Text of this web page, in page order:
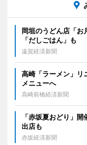
岡垣のうどん店「
「だしごはん」も
遠賀経済新聞
高崎「ラーメン」
メニューへ
高崎前橋経済新聞
「赤坂夏おどり」
出店も
赤坂経済新聞